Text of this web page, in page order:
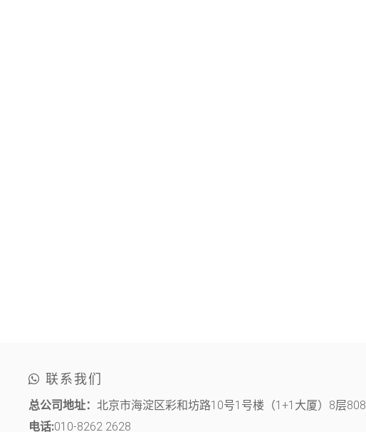
联系我们
总公司地址： 北京市海淀区彩和坊路10号1号楼（1+1大厦）8层808
电话:010-8262 2628